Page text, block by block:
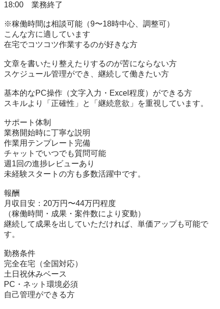
18:00　業務終了
※稼働時間は相談可能（9〜18時中心、調整可）
こんな方に適しています
在宅でコツコツ作業するのが好きな方
文章を書いたり整えたりするのが苦にならない方
スケジュール管理ができ、継続して働きたい方
基本的なPC操作（文字入力・Excel程度）ができる方
スキルより「正確性」と「継続意欲」を重視しています。
サポート体制
業務開始時に丁寧な説明
作業用テンプレート完備
チャットでいつでも質問可能
週1回の進捗レビューあり
未経験スタートの方も多数活躍中です。
報酬
月収目安：20万円〜44万円程度
（稼働時間・成果・案件数により変動）
継続して成果を出していただければ、単価アップも可能で
す。
勤務条件
完全在宅（全国対応）
土日祝休みベース
PC・ネット環境必須
自己管理ができる方